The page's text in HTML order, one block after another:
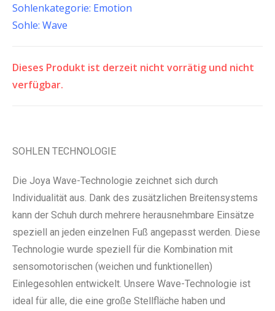
Sohlenkategorie: Emotion
Sohle: Wave
Dieses Produkt ist derzeit nicht vorrätig und nicht
verfügbar.
SOHLEN TECHNOLOGIE
Die Joya Wave-Technologie zeichnet sich durch
Individualität aus. Dank des zusätzlichen Breitensystems
kann der Schuh durch mehrere herausnehmbare Einsätze
speziell an jeden einzelnen Fuß angepasst werden. Diese
Technologie wurde speziell für die Kombination mit
sensomotorischen (weichen und funktionellen)
Einlegesohlen entwickelt. Unsere Wave-Technologie ist
ideal für alle, die eine große Stellfläche haben und